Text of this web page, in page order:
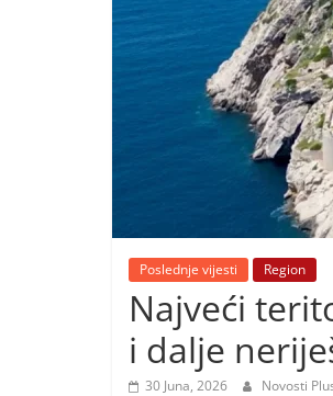
Poslednje vijesti Region
Najveći
i dalje
30 Juna, 2026 Novosti